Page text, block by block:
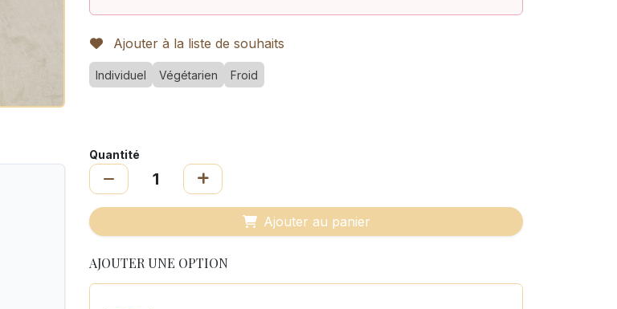
Ajouter à la liste de souhaits
Individuel Végétarien Froid
Quantité
Ajouter au panier
AJOUTER UNE OPTION